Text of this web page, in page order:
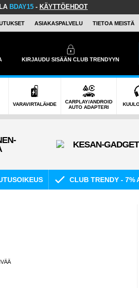
BDAY15 - KÄYTTÖEHDOT
ASIAKASPALVELU TIETOA MEISTÄ
KIRJAUDU SISÄÄN CLUB TRENDYYN
VARAVIRTALÄHDE
CARPLAY/ANDROID
AUTO ADAPTERI
CLUB TRENDY - 7%